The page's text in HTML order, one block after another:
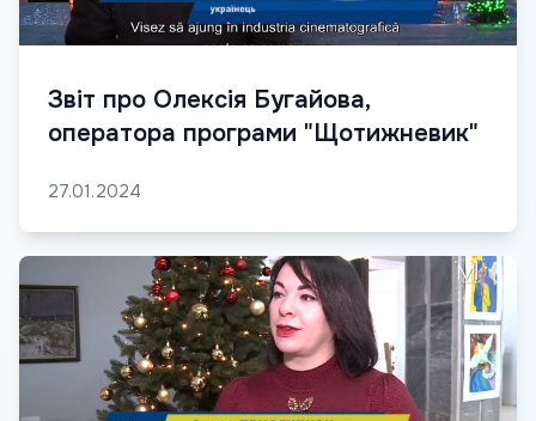
Звіт про Олексія Бугайова,
оператора програми "Щотижневик"
27.01.2024